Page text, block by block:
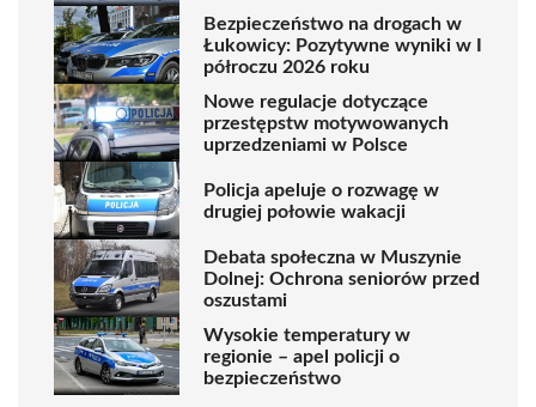
Bezpieczeństwo na drogach w
Łukowicy: Pozytywne wyniki w I
półroczu 2026 roku
Nowe regulacje dotyczące
przestępstw motywowanych
uprzedzeniami w Polsce
Policja apeluje o rozwagę w
drugiej połowie wakacji
Debata społeczna w Muszynie
Dolnej: Ochrona seniorów przed
oszustami
Wysokie temperatury w
regionie – apel policji o
bezpieczeństwo